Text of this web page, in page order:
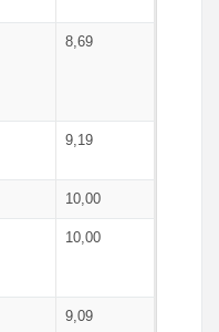
8,69
9,19
10,00
10,00
9,09